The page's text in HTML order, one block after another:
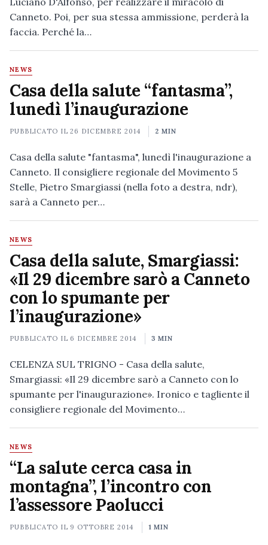
Canneto. Poi, per sua stessa ammissione, perderà la
faccia. Perché la…
NEWS
Casa della salute “fantasma”,
lunedì l’inaugurazione
PUBBLICATO IL26 DICEMBRE 2014 2 MIN
Casa della salute "fantasma", lunedì l'inaugurazione a
Canneto. Il consigliere regionale del Movimento 5
Stelle, Pietro Smargiassi (nella foto a destra, ndr),
sarà a Canneto per…
NEWS
Casa della salute, Smargiassi:
«Il 29 dicembre sarò a Canneto
con lo spumante per
l’inaugurazione»
PUBBLICATO IL 6 DICEMBRE 2014 3 MIN
CELENZA SUL TRIGNO - Casa della salute,
Smargiassi: «Il 29 dicembre sarò a Canneto con lo
spumante per l'inaugurazione». Ironico e tagliente il
consigliere regionale del Movimento…
NEWS
“La salute cerca casa in
montagna”, l’incontro con
l’assessore Paolucci
PUBBLICATO IL 9 OTTOBRE 2014 1 MIN